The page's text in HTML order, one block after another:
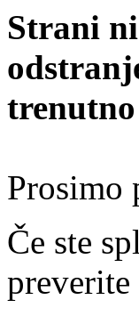
Strani
Prosimo
Če ste